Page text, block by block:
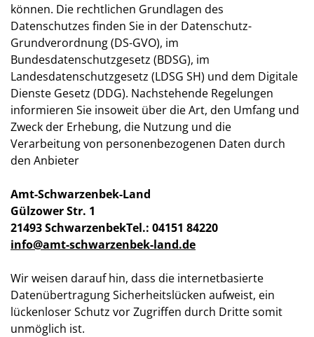
können. Die rechtlichen Grundlagen des
Datenschutzes finden Sie in der Datenschutz-
Grundverordnung (DS-GVO), im
Bundesdatenschutzgesetz (BDSG), im
Landesdatenschutzgesetz (LDSG SH) und dem Digitale
Dienste Gesetz (DDG). Nachstehende Regelungen
informieren Sie insoweit über die Art, den Umfang und
Zweck der Erhebung, die Nutzung und die
Verarbeitung von personenbezogenen Daten durch
den Anbieter
Amt-Schwarzenbek-Land
Gülzower Str. 1
21493 SchwarzenbekTel.: 04151 84220
info@amt-schwarzenbek-land.de
Wir weisen darauf hin, dass die internetbasierte
Datenübertragung Sicherheitslücken aufweist, ein
lückenloser Schutz vor Zugriffen durch Dritte somit
unmöglich ist.